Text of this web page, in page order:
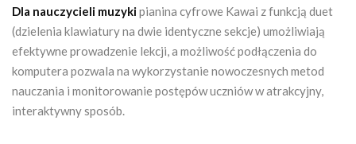
Dla nauczycieli muzykipianina cyfrowe Kawai z funkcją duet
(dzielenia klawiatury na dwie identyczne sekcje) umożliwiają
efektywne prowadzenie lekcji, a możliwość podłączenia do
komputera pozwala na wykorzystanie nowoczesnych metod
nauczania i monitorowanie postępów uczniów w atrakcyjny,
interaktywny sposób.